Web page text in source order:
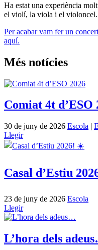
Ha estat una experiència
el violí, la viola i el violoncel.
Per acabar vam fer un
aquí.
Més notícies
Comiat 4t d’ESO
30 de juny de 2026 Escola |
Llegir
Casal d’Estiu
23 de juny de 2026 Escola
Llegir
L’hora dels